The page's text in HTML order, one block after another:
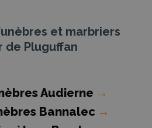
et marbriers
de Pluguffan
Audierne →
Bannalec →